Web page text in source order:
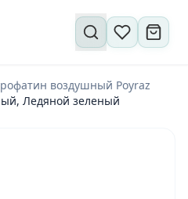
воздушный Poyraz
Ледяной зеленый